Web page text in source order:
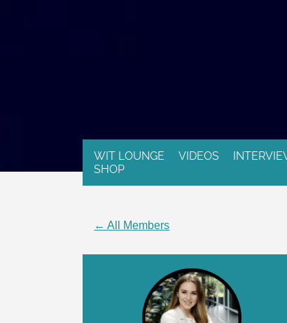
WIT LOUNGE VIDEOS
SHOP
← All Members